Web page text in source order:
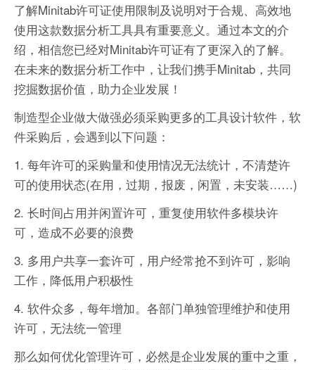
了解Minitab许可证使用限制及说明对于合规、高效地
使用这款数据分析工具具有重要意义。通过本文的介
绍，相信您已经对Minitab许可证有了更深入的了解。
在未来的数据分析工作中，让我们携手Minitab，共同
挖掘数据价值，助力企业发展！
制造型企业做大做强必须采购更多的工具设计软件，软
件采购后，会遇到以下问题：
1. 每年许可的采购量和使用情况无法统计，不清楚许
可的使用状态(在用，过期，报废，闲置，未安装……)
2. 长时间占用并闲置许可，重复使用软件多模块许
可，造成不必要的浪费
3. 多用户共享一套许可，用户经常抢不到许可，影响
工作，降低用户积极性
4. 软件众多，每年增加。各部门单独管理维护和使用
许可，无法统一管理
那么如何优化管理许可，必然是企业发展的重中之重，